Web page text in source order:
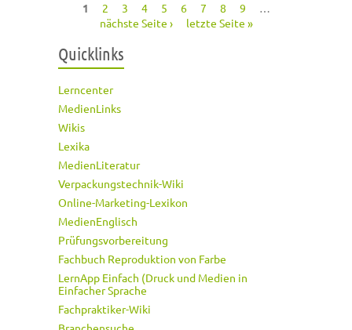
1 2 3 4 5 6 7 8 9
…
nächste Seite ›
letzte Seite »
Quicklinks
Lerncenter
MedienLinks
Wikis
Lexika
MedienLiteratur
Verpackungstechnik-Wiki
Online-Marketing-Lexikon
MedienEnglisch
Prüfungsvorbereitung
Fachbuch Reproduktion von Farbe
LernApp Einfach (Druck und Medien in
Einfacher Sprache
Fachpraktiker-Wiki